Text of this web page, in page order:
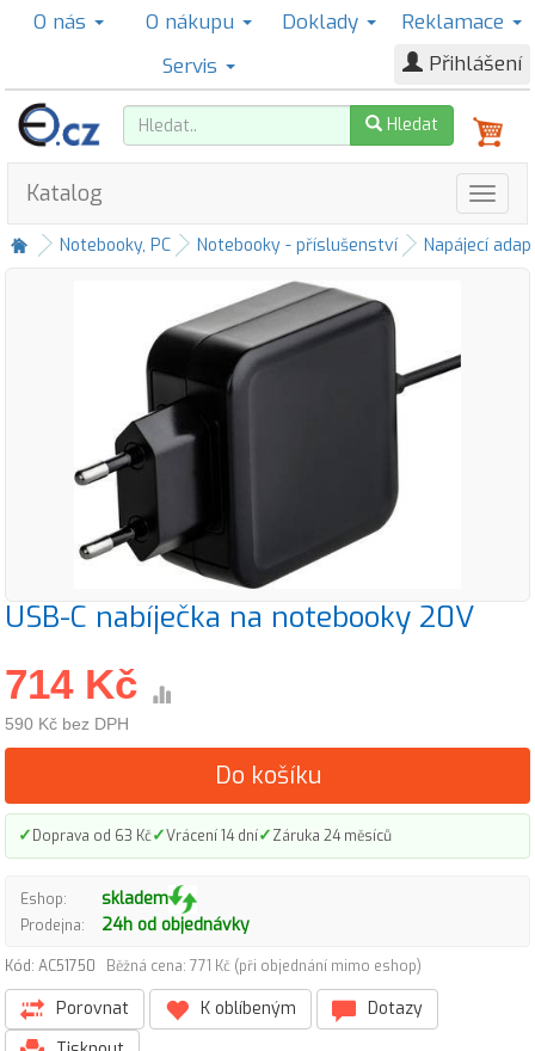
O nás O nákupu Doklady
Reklamace
Servis
Přihlášení
Hledat
Katalog
Notebooky, PC Notebooky - příslušenství Napájecí
USB-C nabíječka na notebooky 20V
714 Kč
590 Kč bez DPH
Do košíku
✓Doprava od 63 Kč✓Vrácení 14 dní✓Záruka 24 měsíců
Eshop: skladem
Prodejna: 24h od objednávky
Kód: AC51750 Běžná cena: 771 Kč (při objednání mimo eshop)
Porovnat K oblíbeným
Dotazy